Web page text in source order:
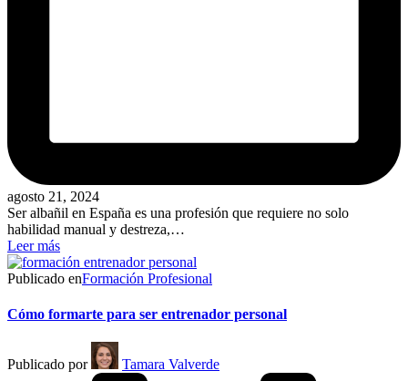
agosto 21, 2024
Ser albañil en España es una profesión que requiere no solo
habilidad manual y destreza,…
Leer más
Publicado enFormación Profesional
Cómo formarte para ser entrenador personal
Publicado por Tamara Valverde